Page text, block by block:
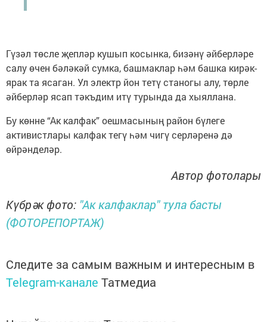
Гүзәл төсле җепләр кушып косынка, бизәнү әйберләре
салу өчен бәләкәй сумка, башмаклар һәм башка кирәк-
ярак та ясаган. Ул электр йон тетү станогы алу, төрле
әйберләр ясап тәкъдим итү турында да хыяллана.
Бу көнне “Ак калфак” оешмасының район бүлеге
активистлары калфак тегү һәм чигү серләренә дә
өйрәнделәр.
Автор фотолары
Күбрәк фото: "Ак калфаклар" тула басты
(ФОТОРЕПОРТАЖ)
Следите за самым важным и интересным в
Telegram-канале Татмедиа